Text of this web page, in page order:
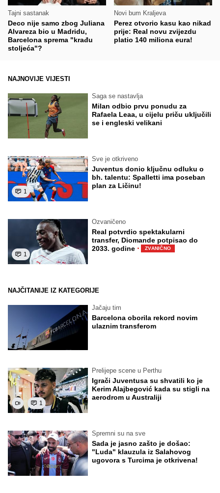
Tajni sastanak
Deco nije samo zbog Juliana
Alvareza bio u Madridu,
Barcelona sprema "krađu
stoljeća"?
Novi bum Kraljeva
Perez otvorio kasu kao nikad
prije: Real novu zvijezdu
platio 140 miliona eura!
NAJNOVIJE VIJESTI
Saga se nastavlja
Milan odbio prvu ponudu za
Rafaela Leaa, u cijelu priču uključili
se i engleski velikani
1
Sve je otkriveno
Juventus donio ključnu odluku o
bh. talentu: Spalletti ima poseban
plan za Ličinu!
1
Ozvaničeno
Real potvrdio spektakularni
transfer, Diomande potpisao do
2033. godine · ZVANIČNO
NAJČITANIJE IZ KATEGORIJE
Jačaju tim
Barcelona oborila rekord novim
ulaznim transferom
1
Prelijepe scene u Perthu
Igrači Juventusa su shvatili ko je
Kerim Alajbegović kada su stigli na
aerodrom u Australiji
Spremni su na sve
Sada je jasno zašto je došao:
"Luda" klauzula iz Salahovog
ugovora s Turcima je otkrivena!